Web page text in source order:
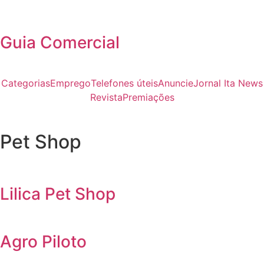
Guia Comercial
CategoriasEmpregoTelefones úteisAnuncieJornal Ita News
RevistaPremiações
Pet Shop
Lilica Pet Shop
Agro Piloto